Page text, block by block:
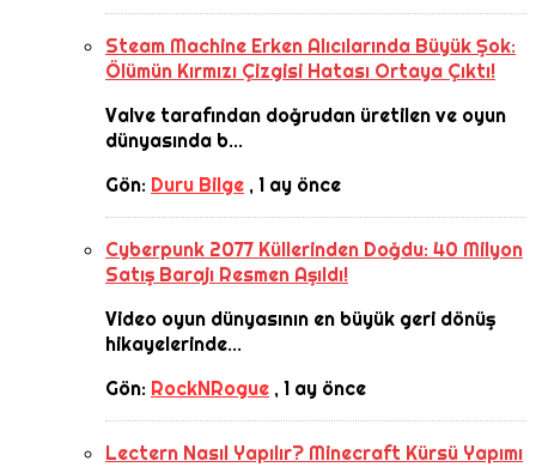
Steam Machine Erken Alıcılarında Büyük Şok:
Ölümün Kırmızı Çizgisi Hatası Ortaya Çıktı!
Valve tarafından doğrudan üretilen ve oyun
dünyasında b...
Gön: Duru Bilge ,1 ay önce
Cyberpunk 2077 Küllerinden Doğdu: 40 Milyon
Satış Barajı Resmen Aşıldı!
Video oyun dünyasının en büyük geri dönüş
hikayelerinde...
Gön: RockNRogue ,1 ay önce
Lectern Nasıl Yapılır? Minecraft Kürsü Yapımı